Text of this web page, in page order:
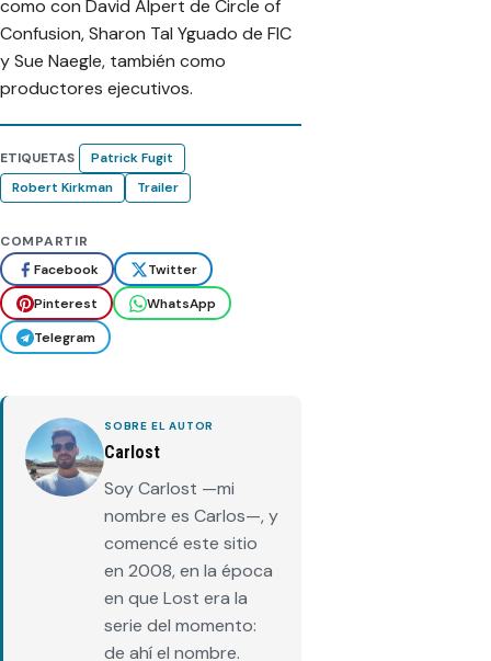
como con David Alpert de Circle of
Confusion, Sharon Tal Yguado de FIC
y Sue Naegle, también como
productores ejecutivos.
ETIQUETAS
Patrick Fugit
Robert Kirkman
Trailer
COMPARTIR
Facebook
Twitter
Pinterest
WhatsApp
Telegram
SOBRE EL AUTOR
Carlost
Soy Carlost —mi
nombre es Carlos—, y
comencé este sitio
en 2008, en la época
en que Lost era la
serie del momento:
de ahí el nombre.